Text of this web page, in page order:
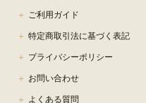
ご利用ガイド
特定商取引法に基づく表記
プライバシーポリシー
お問い合わせ
よくある質問